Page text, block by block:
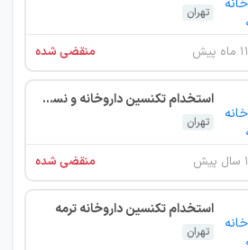
تهران
منقضی شده
استخدام تکنسین داروخانه و نسخه‌پیچ
تهران
منقضی شده
استخدام تکنسین داروخانه ترمه
تهران